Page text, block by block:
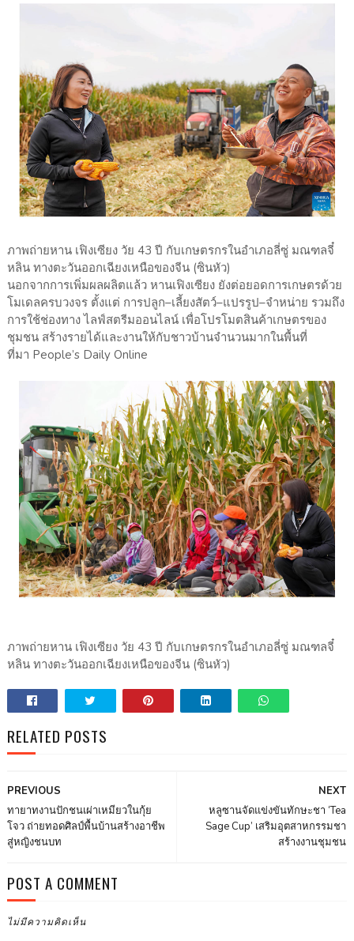
ภาพถ่ายหาน เฟิงเซียง วัย 43 ปี กับเกษตรกรในอำเภอลี่ซู่ มณฑลจี๋
หลิน ทางตะวันออกเฉียงเหนือของจีน (ซินหัว)
นอกจากการเพิ่มผลผลิตแล้ว หานเฟิงเซียง ยังต่อยอดการเกษตรด้วย
โมเดลครบวงจร ตั้งแต่ การปลูก–เลี้ยงสัตว์–แปรรูป–จำหน่าย รวมถึง
การใช้ช่องทาง ไลฟ์สตรีมออนไลน์ เพื่อโปรโมตสินค้าเกษตรของ
ชุมชน สร้างรายได้และงานให้กับชาวบ้านจำนวนมากในพื้นที่
ที่มา People’s Daily Online
ภาพถ่ายหาน เฟิงเซียง วัย 43 ปี กับเกษตรกรในอำเภอลี่ซู่ มณฑลจี๋
หลิน ทางตะวันออกเฉียงเหนือของจีน (ซินหัว)
RELATED POSTS
NEXT
หลูซานจัดแข่งขันทักษะชา ‘Tea
Sage Cup’ เสริมอุตสาหกรรมชา
สร้างงานชุมชน
PREVIOUS
ทายาทงานปักชนเผ่าเหมียวในกุ้ย
โจว ถ่ายทอดศิลป์พื้นบ้านสร้างอาชีพ
สู่หญิงชนบท
POST A COMMENT
ไม่มีความคิดเห็น